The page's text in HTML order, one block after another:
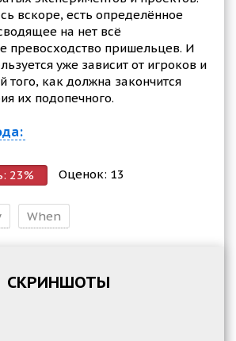
вскоре, есть определённое
на нет всё
превосходство пришельцев. И
уже зависит от игроков и
того, как должна закончится
их подопечного.
23% Оценок: 13
When
СКРИНШОТЫ